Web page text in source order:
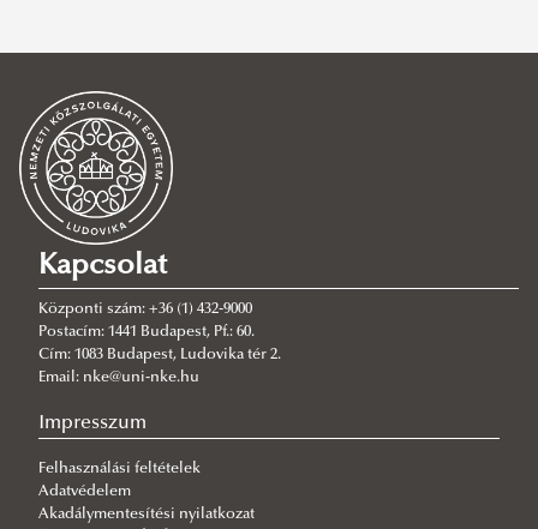
Deepfake a választási kampányban – Kutatói workshop
2026/07/03
Kormányzati hatalom a platformok korában
2026/06/29
Az UNESCO bemutatta családi útmutatóját a digitális korhoz
2026/06/17
Society of Internet Platforms V. – nemzetközi konferencia
2026/06/04
UNESCO Tanszékünk az Európai Bizottság AI tanácsadói között
konferenciabeszámoló
2026/05/16
Társadalmi és szabályozási jövőképek a legújabb technológiák
között – konferencia program
Kapcsolat
Központi szám: +36 (1) 432-9000
Postacím: 1441 Budapest, Pf.: 60.
Cím: 1083 Budapest, Ludovika tér 2.
Email: nke@uni-nke.hu
Impresszum
Felhasználási feltételek
Adatvédelem
Akadálymentesítési nyilatkozat